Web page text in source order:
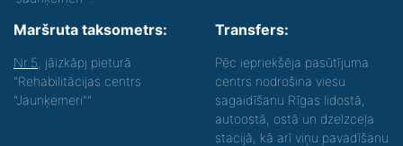
Maršruta taksometrs:
Nr.5 , jāizkāpj pieturā
"Rehabilitācijas centrs
"Jaunķemeri""
Transfers:
Pēc iepriekšēja pasūtījuma
centrs nodrošina viesu
sagaidīšanu Rīgas lidostā,
autoostā, ostā un dzelzceļa
stacijā, kā arī viņu pavadīšanu